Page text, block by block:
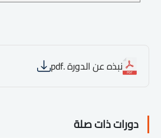
نبذه عن الدورة .pdf
دورات ذات صلة